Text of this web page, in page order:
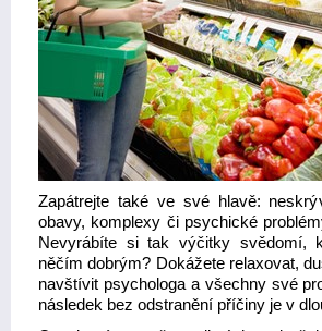
Zapátrejte také ve své hlavě:
obavy, komplexy či psychické
Nevyrábíte si tak výčitky svědomí,
něčím dobrým? Dokážete relaxovat,
navštívit psychologa a všechny své
následek bez odstranění příčiny je v